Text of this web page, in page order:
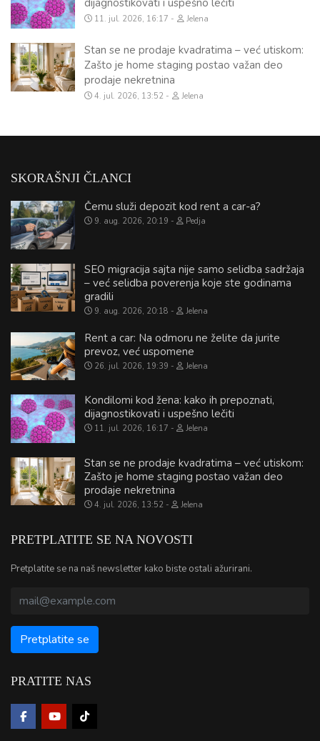
11. jul. 2026, 16:17 Jelena
Stan se ne prodaje kvadratima – već utiskom:
Zašto je home staging postao važan deo
prodaje nekretnina
4. jul. 2026, 13:52 Jelena
SKORAŠNJI ČLANCI
Čemu služi depozit kod rent a car-a?
9. aug. 2026, 20:19 Pedja
SEO migracija sajta nije samo selidba sadržaja
– već selidba poverenja koje ste godinama
gradili
9. aug. 2026, 20:18 Jelena
Rent a car: Na odmoru ne želite da jurite
prevoz, već uspomene
26. jul. 2026, 19:39 Jelena
Kondilomi kod žena: kako ih prepoznati,
dijagnostikovati i uspešno lečiti
11. jul. 2026, 16:17 Jelena
Stan se ne prodaje kvadratima – već utiskom:
Zašto je home staging postao važan deo
prodaje nekretnina
4. jul. 2026, 13:52 Jelena
PRETPLATITE SE NA NOVOSTI
Pretplatite se na naš newsletter kako biste ostali ažurirani.
PRATITE NAS